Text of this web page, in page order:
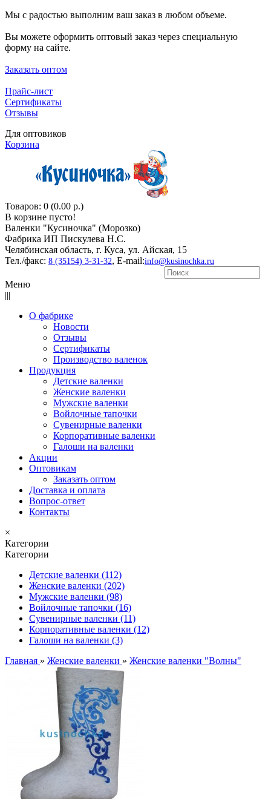
Мы с радостью выполним ваш заказ в любом объеме.
Вы можете оформить оптовый заказ через специальную
форму на сайте.
Заказать оптом
Прайс-лист
Сертификаты
Отзывы
Для оптовиков
Корзина
Товаров: 0 (0.00 р.)
В корзине пусто!
Валенки "Кусиночкa" (Морозко)
Фабрика ИП Пискулева Н.С.
Челябинская область, г. Куса, ул. Айская, 15
Тел./факс: 8 (35154) 3-31-32, E-mail:info@kusinochka.ru
Меню
|||
О фабрике
Новости
Отзывы
Сертификаты
Производство валенок
Продукция
Детские валенки
Женские валенки
Мужские валенки
Войлочные тапочки
Сувенирные валенки
Корпоративные валенки
Галоши на валенки
Акции
Оптовикам
Заказать оптом
Доставка и оплата
Вопрос-ответ
Контакты
×
Категории
Категории
Детские валенки (112)
Женские валенки (202)
Мужские валенки (98)
Войлочные тапочки (16)
Сувенирные валенки (11)
Корпоративные валенки (12)
Галоши на валенки (3)
Главная » Женские валенки » Женские валенки "Волны"